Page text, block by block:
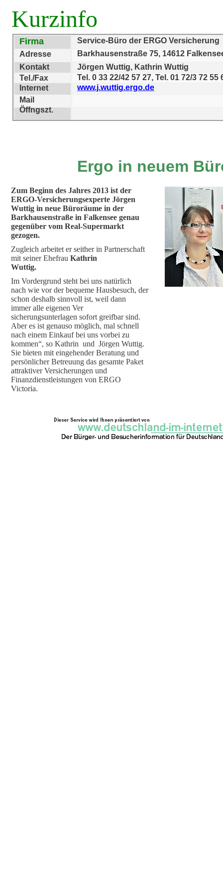
Zum Beginn des Jahres 2013 ist der
ERGO-Versicherungsexperte Jörgen
Wuttig in neue Büroräume in der
Barkhausenstraße in Falkensee genau
gegenüber vom Real-Supermarkt
gezogen.
Zugleich arbeitet er seither in Partnerschaft
mit seiner Ehefrau Kathrin
Wuttig.
Im Vordergrund steht bei uns natürlich
nach wie vor der bequeme Hausbesuch, der
schon deshalb sinnvoll ist, weil dann
immer alle eigenen Ver
sicherungsunterlagen sofort greifbar sind.
Aber es ist genauso möglich, mal schnell
nach einem Einkauf bei uns vorbei zu
kommen“, so Kathrin und Jörgen Wuttig.
Sie bieten mit eingehender Beratung und
persönlicher Betreuung das gesamte Paket
attraktiver Versicherungen und
Finanzdienstleistungen von ERGO
Victoria.
Ergo in neuem
Kurzinfo
Firma
Service-Büro der ERGO
Adresse
Barkhausenstraße 75, 14612
Kontakt
Jörgen Wuttig, Kathrin Wuttig
Tel./Fax
Tel. 0 33 22/42 57 27, Tel. 01 72/3 72
Internet
www.j.wuttig.ergo.de
Mail
Öffngszt.